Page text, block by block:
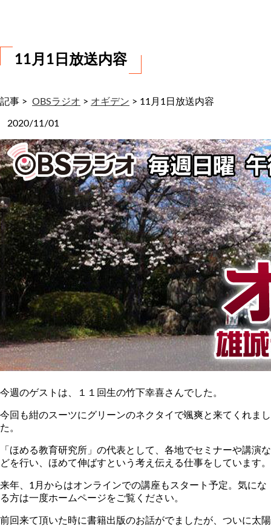
11月1日放送内容
記事 > OBSラジオ > オギデン > 11月1日放送内容
2020/11/01
今週のゲストは、１１回生の竹下幸喜さんでした。
今回も紺のスーツにグリーンのネクタイで颯爽と来てくれまし
た。
「ほめる教育研究所」の代表として、各地でセミナーや講演な
どを行い、ほめて伸ばすという考え伝える仕事をしています。
来年、1月からはオンラインでの講座もスタート予定。気にな
る方は一度ホームページをご覧ください。
前回来て頂いた時に書籍出版のお話がでましたが、ついに太陽